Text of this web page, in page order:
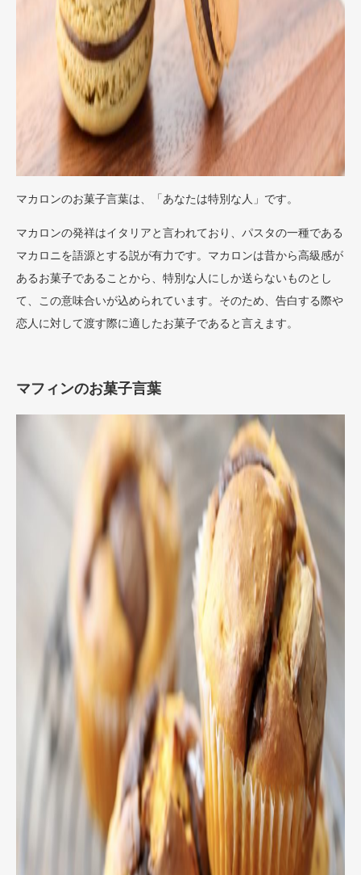
マカロンのお菓子言葉は、「あなたは特別な人」です。
マカロンの発祥はイタリアと言われており、パスタの一種である
マカロニを語源とする説が有力です。マカロンは昔から高級感が
あるお菓子であることから、特別な人にしか送らないものとし
て、この意味合いが込められています。そのため、告白する際や
恋人に対して渡す際に適したお菓子であると言えます。
マフィンのお菓子言葉